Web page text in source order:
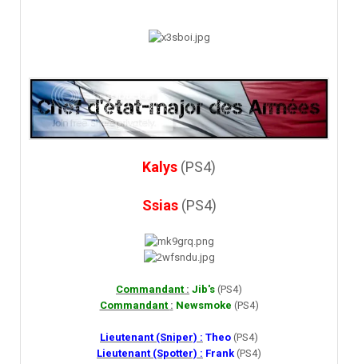
Kalys (PS4)
Ssias (PS4)
Commandant : Jib's (PS4)
Commandant : Newsmoke (PS4)
Lieutenant (Sniper) : Theo (PS4)
Lieutenant (Spotter) : Frank(PS4)